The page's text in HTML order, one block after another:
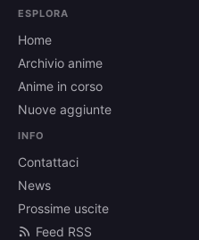
ESPLORA
Home
Archivio anime
Anime in corso
Nuove aggiunte
INFO
Contattaci
News
Prossime uscite
Feed RSS